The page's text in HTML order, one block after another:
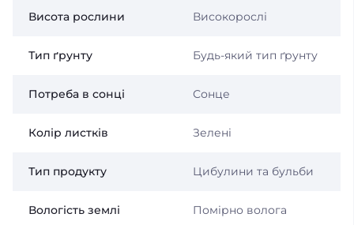
Висота рослини Високорослі
Тип ґрунту Будь-який тип ґрунту
Потреба в сонці Сонце
Колір листків Зелені
Тип продукту Цибулини та бульби
Вологість землі Помірно волога